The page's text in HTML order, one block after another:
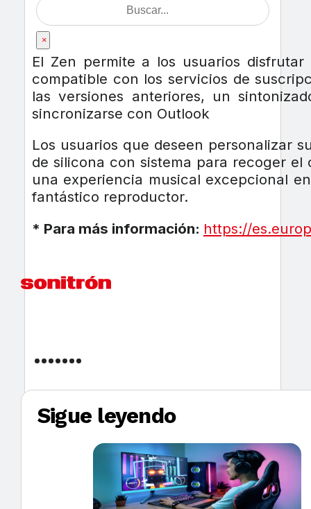
×
El Zen permite a los usuarios
compatible con los servicios de
las versiones anteriores, un
sincronizarse con Outlook
Los usuarios que deseen personalizar
de silicona con sistema para recoger
una experiencia musical excepcional
fantástico reproductor.
* Para más información: https://
Sigue leyendo